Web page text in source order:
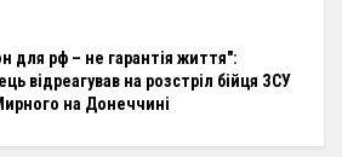
для рф – не гарантія життя":
відреагував на розстріл бійця ЗСУ
на Донеччині